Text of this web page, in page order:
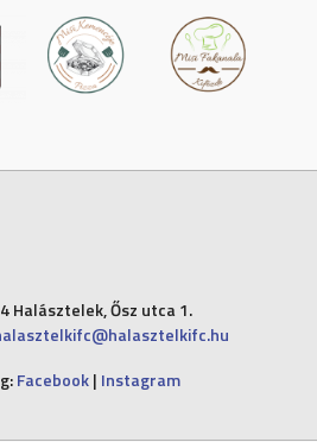
Halásztelek, Ősz utca 1.
Facebook| Instagram